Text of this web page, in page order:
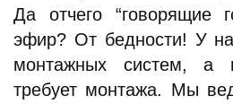
Да отчего “говорящие
эфир? От бедности! У
монтажных систем, а
требует монтажа. Мы